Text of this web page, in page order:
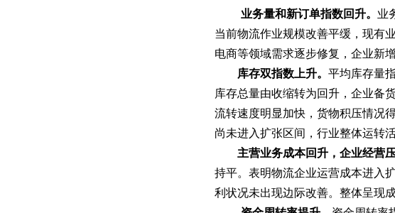
业务量和新订单指数回升。 业
当前物流作业规模改善平缓，现有
电商等领域需求逐步修复，企业新
库存双指数上升。 平均库存量
库存总量由收缩转为回升，企业备
流转速度明显加快，货物积压情况
尚未进入扩张区间，行业整体运转
主营业务成本回升，企业经营
持平。表明物流企业运营成本进入
利状况未出现边际改善。整体呈现